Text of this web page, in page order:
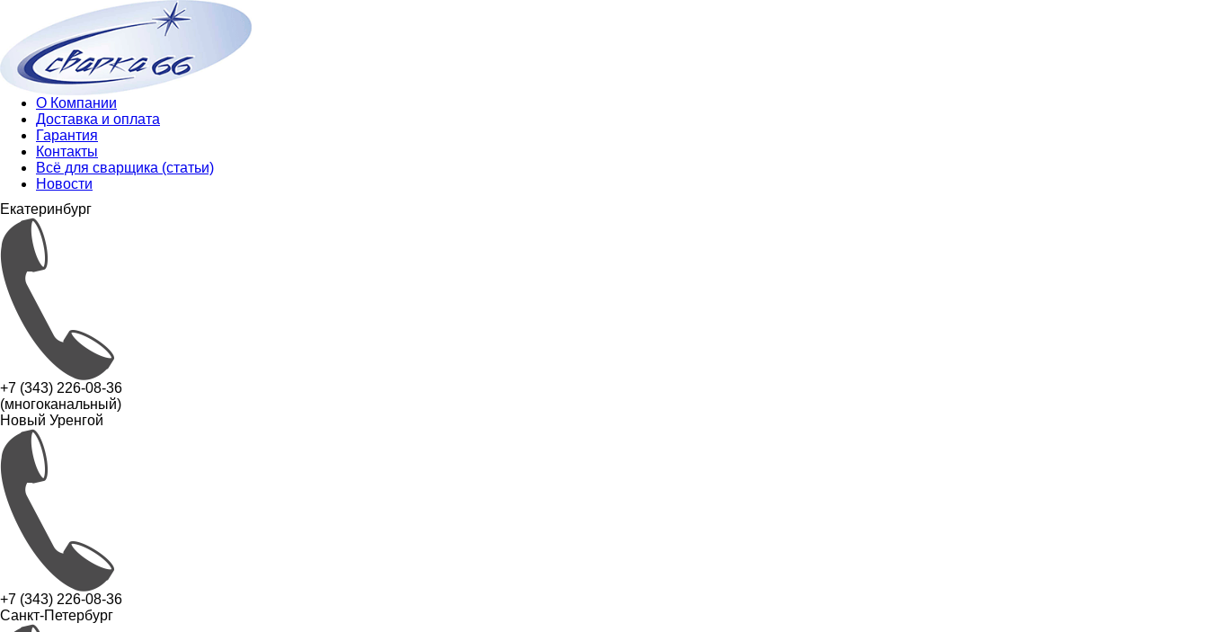
О Компании
Доставка и оплата
Гарантия
Контакты
Всё для сварщика (статьи)
Новости
Екатеринбург
+7 (343) 226-08-36
(многоканальный)
Новый Уренгой
+7 (343) 226-08-36
Санкт-Петербург